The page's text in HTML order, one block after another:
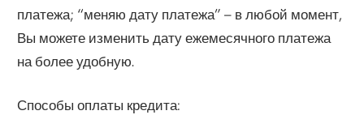
платежа; “меняю дату платежа” – в любой момент,
Вы можете изменить дату ежемесячного платежа
на более удобную.
Способы оплаты кредита: